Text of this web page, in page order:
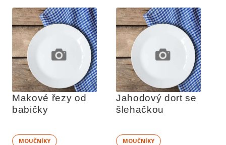
Makové řezy od
babičky
MOUČNÍKY
Jahodový dort se
šlehačkou
MOUČNÍKY